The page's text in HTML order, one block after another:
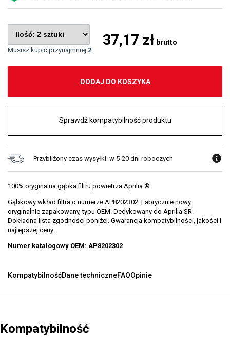
Musisz kupić przynajmniej 2
37,17 zł brutto
DODAJ DO KOSZYKA
Sprawdź kompatybilność produktu
Przybliżony czas wysyłki: w 5-20 dni roboczych
100% oryginalna gąbka filtru powietrza Aprilia ®.
Gąbkowy wkład filtra o numerze AP8202302. Fabrycznie nowy,
oryginalnie zapakowany, typu OEM. Dedykowany do Aprilia SR.
Dokładna lista zgodności poniżej. Gwarancja kompatybilności, jakości i
najlepszej ceny.
Numer katalogowy OEM: AP8202302
KompatybilnośćDane techniczneFAQOpinie
Kompatybilność